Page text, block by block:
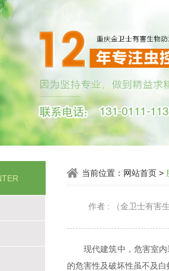
当前位置： 网站首页 >
作者 : （金卫士有害
现代建筑中，危害室
的危害性及破坏性虽不及